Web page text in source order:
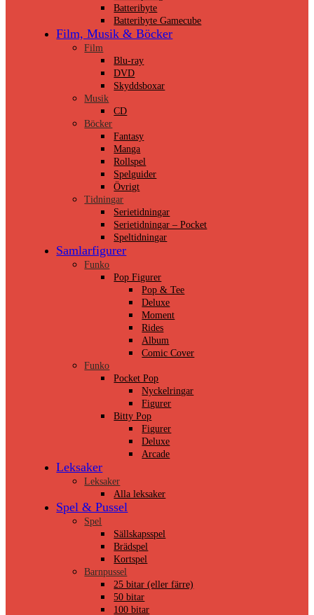
Batteribyte
Batteribyte Gamecube
Film, Musik & Böcker
Film
Blu-ray
DVD
Skyddsboxar
Musik
CD
Böcker
Fantasy
Manga
Rollspel
Spelguider
Övrigt
Tidningar
Serietidningar
Serietidningar – Pocket
Speltidningar
Samlarfigurer
Funko
Pop Figurer
Pop & Tee
Deluxe
Moment
Rides
Album
Comic Cover
Funko
Pocket Pop
Nyckelringar
Figurer
Bitty Pop
Figurer
Deluxe
Arcade
Leksaker
Leksaker
Alla leksaker
Spel & Pussel
Spel
Sällskapsspel
Brädspel
Kortspel
Barnpussel
25 bitar (eller färre)
50 bitar
100 bitar